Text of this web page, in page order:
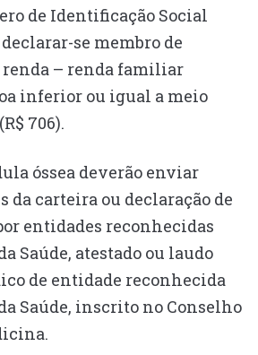
de Identificação Social
se membro de
– renda familiar
inferior ou igual a meio
706).
óssea deverão enviar
da carteira ou declaração de
entidades reconhecidas
Saúde, atestado ou laudo
de entidade reconhecida
Saúde, inscrito no Conselho